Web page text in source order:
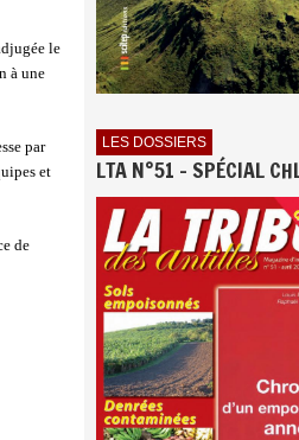
le
à une
par
et
de
LES DOSSIERS
LTA N°51 - SPÉCIAL